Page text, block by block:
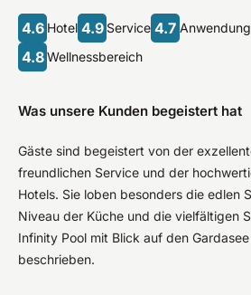
4.6 Hotel 4.9 Service 4.7
4.8 Wellnessbereich
Was unsere Kunden begeistert hat
Gäste sind begeistert von der
freundlichen Service und der
Hotels. Sie loben besonders die edlen
Niveau der Küche und die vielfältigen
Infinity Pool mit Blick auf den
beschrieben.